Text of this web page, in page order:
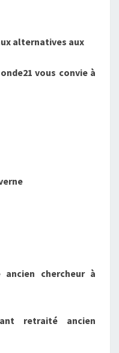
alternatives aux
vous convie à
ancien chercheur à
retraité ancien